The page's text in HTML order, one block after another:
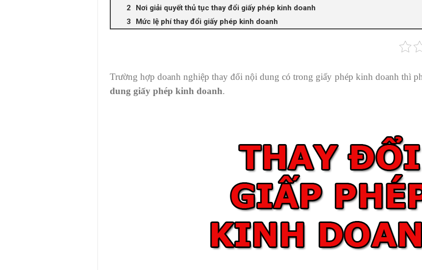
Nơi giải quyết thủ tục thay đổi giấy phép kinh doanh
Mức lệ phí thay đổi giấy phép kinh doanh
Trường hợp doanh nghiệp thay đổi nội dung có trong giấy phép kinh doanh thì
dung giấy phép kinh doanh.